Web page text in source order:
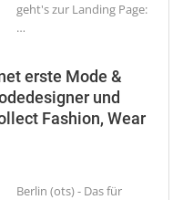
geht's zur Landing Page:
…
erste Mode &
und
Fashion, Wear
Berlin (ots) - Das für